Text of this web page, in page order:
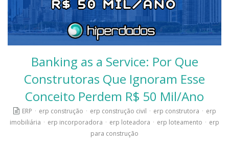
Banking as a Service: Por Que
Construtoras Que Ignoram Esse
Conceito Perdem R$ 50 Mil/Ano
ERP · erp construção · erp construção civil · erp construtora · erp
imobiliária · erp incorporadora · erp loteadora · erp loteamento · erp
para construção